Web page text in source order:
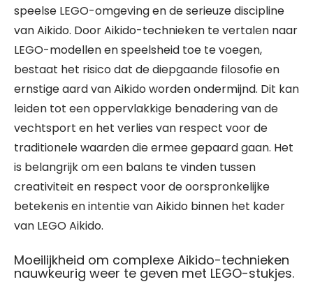
speelse LEGO-omgeving en de serieuze discipline
van Aikido. Door Aikido-technieken te vertalen naar
LEGO-modellen en speelsheid toe te voegen,
bestaat het risico dat de diepgaande filosofie en
ernstige aard van Aikido worden ondermijnd. Dit kan
leiden tot een oppervlakkige benadering van de
vechtsport en het verlies van respect voor de
traditionele waarden die ermee gepaard gaan. Het
is belangrijk om een balans te vinden tussen
creativiteit en respect voor de oorspronkelijke
betekenis en intentie van Aikido binnen het kader
van LEGO Aikido.
Moeilijkheid om complexe Aikido-technieken
nauwkeurig weer te geven met LEGO-stukjes.